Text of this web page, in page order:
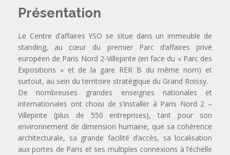
Présentation
Le Centre d’affaires YSO se situe dans un immeuble de
standing, au cœur du premier Parc d’affaires privé
européen de Paris Nord 2-Villepinte (en face du « Parc des
Expositions » et de la gare RER B du même nom) et
surtout, au sein du territoire stratégique du Grand Roissy.
De nombreuses grandes enseignes nationales et
internationales ont choisi de s’installer à Paris Nord 2 –
Villepinte (plus de 550 entreprises), tant pour son
environnement de dimension humaine, que sa cohérence
architecturale, sa grande facilité d’accès, sa localisation
aux portes de Paris et ses multiples connexions à l’échelle